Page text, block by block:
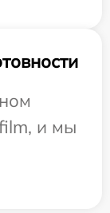
и мы